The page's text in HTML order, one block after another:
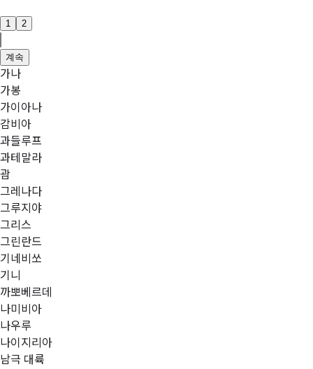
1 2
계속
가나
가봉
가이아나
감비아
과들루프
과테말라
괌
그레나다
그루지야
그리스
그린란드
기네비쏘
기니
까뽀베르데
나미비아
나우루
나이지리아
남극 대륙